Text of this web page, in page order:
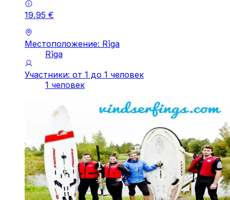
19,95 €
Местоположение: Rīga
Rīga
Участники: от 1 до 1 человек
1 человек